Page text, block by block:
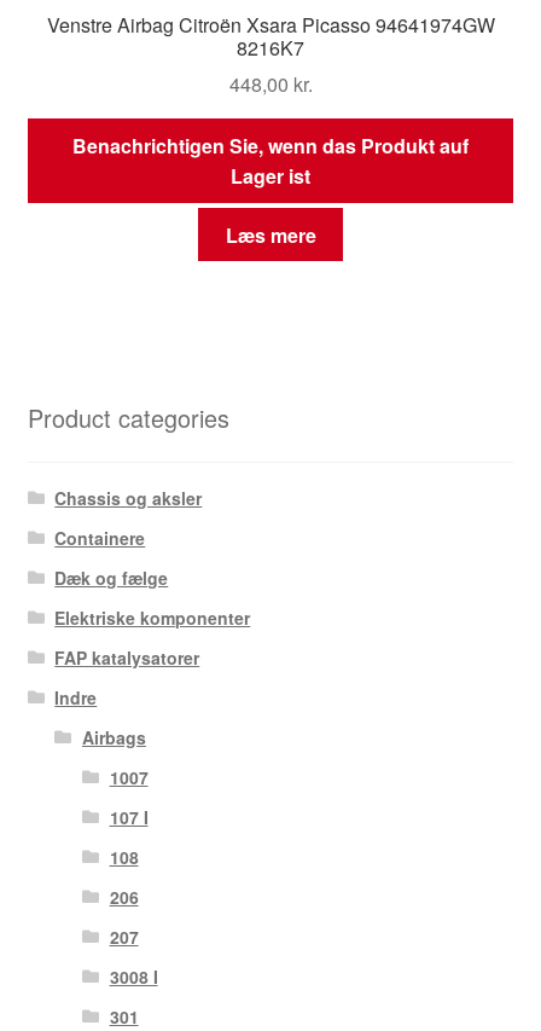
Venstre Airbag Citroën Xsara Picasso 94641974GW
8216K7
448,00 kr.
Benachrichtigen Sie, wenn das Produkt auf
Lager ist
Læs mere
Product categories
Chassis og aksler
Containere
Dæk og fælge
Elektriske komponenter
FAP katalysatorer
Indre
Airbags
1007
107 I
108
206
207
3008 I
301